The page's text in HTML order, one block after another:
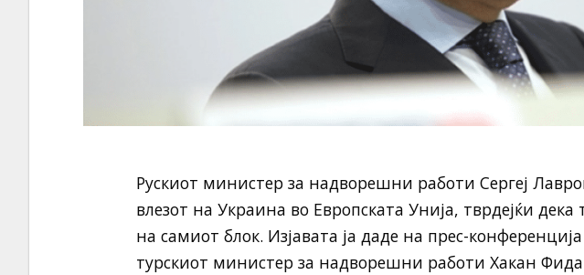
Рускиот министер за надворешни работи Сергеј
влезот на Украина во Европската Унија, тврдејќи
на самиот блок. Изјавата ја даде на прес-
турскиот министер за надворешни работи Хакан